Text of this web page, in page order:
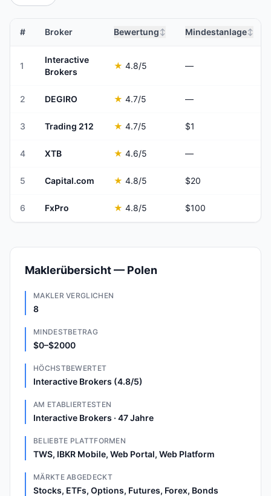
# Broker Bewertung ↕ Mindestanlage↕
1
Interactive
Brokers
★ 4.8/5 —
2 DEGIRO ★ 4.7/5 —
3 Trading 212 ★ 4.7/5 $1
4 XTB ★ 4.6/5 —
5 Capital.com ★ 4.8/5 $20
6 FxPro ★ 4.8/5 $100
Maklerübersicht — Polen
MAKLER VERGLICHEN
8
MINDESTBETRAG
$0–$2000
HÖCHSTBEWERTET
Interactive Brokers (4.8/5)
AM ETABLIERTESTEN
Interactive Brokers · 47 Jahre
BELIEBTE PLATTFORMEN
TWS, IBKR Mobile, Web Portal, Web Platform
MÄRKTE ABGEDECKT
Stocks, ETFs, Options, Futures, Forex, Bonds